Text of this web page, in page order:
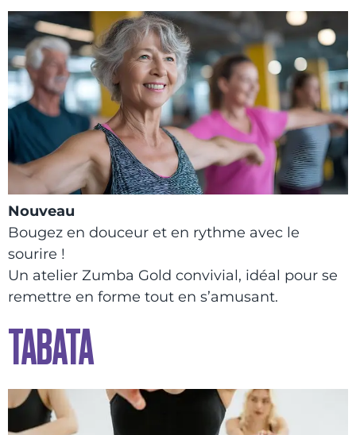
Nouveau
Bougez en douceur et en rythme avec le
sourire !
Un atelier Zumba Gold convivial, idéal pour se
remettre en forme tout en s’amusant.
TABATA